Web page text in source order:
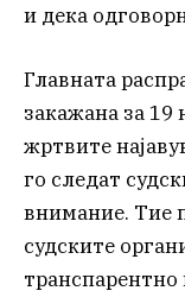
и дека
Главната
закажана за 19
жртвите
го следат
внимание. Тие
судските
транспарентно